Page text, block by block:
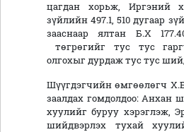
цагдан хорьж, Иргэний
зүйлийн 497.1, 510 дугаар
зааснаар ялтан Б.Х
төгрөгийг тус тус
олгохыг дурдаж тус тус
Шүүгдэгчийн өмгөөлөгч
заалдах гомдолдоо: Анхан
хуулийг буруу хэрэглэж,
шийдвэрлэх тухай